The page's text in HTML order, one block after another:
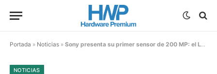
Portada » Noticias » Sony presenta su primer sensor de 200 MP: el LYT-901 promete detalle, velocidad y rendimiento nocturno
NOTICIAS